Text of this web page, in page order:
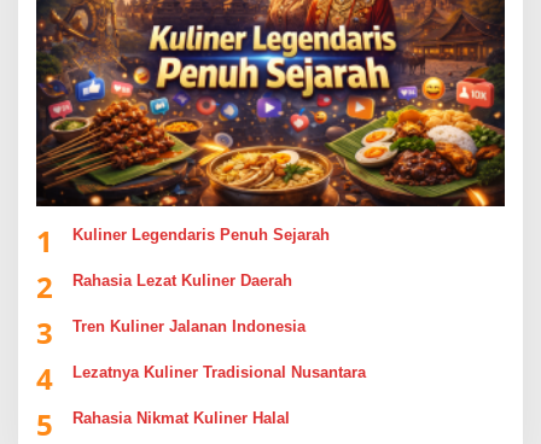
1 Kuliner Legendaris Penuh Sejarah
2 Rahasia Lezat Kuliner Daerah
3 Tren Kuliner Jalanan Indonesia
4 Lezatnya Kuliner Tradisional Nusantara
5 Rahasia Nikmat Kuliner Halal